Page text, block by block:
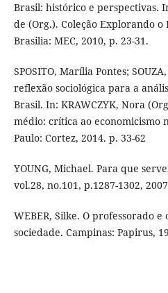
Brasil: histórico e perspectivas.
de (Org.). Coleção Explorando o
Brasilia: MEC, 2010, p. 23-31.
SPOSITO, Marília Pontes;
reflexão sociológica para a
Brasil. In: KRAWCZYK, Nora
médio: crítica ao economicismo
Paulo: Cortez, 2014. p. 33-62
YOUNG, Michael. Para que
vol.28, no.101, p.1287-1302,
WEBER, Silke. O professorado
sociedade. Campinas: Papirus,